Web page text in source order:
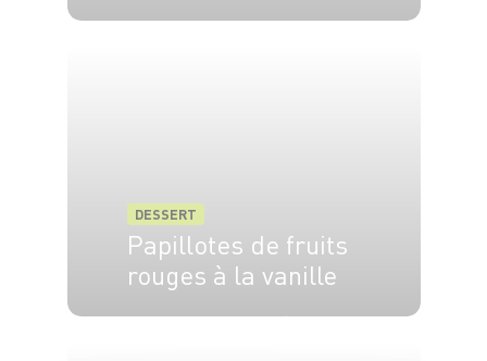
DESSERT
Papillotes de fruits
rouges à la vanille